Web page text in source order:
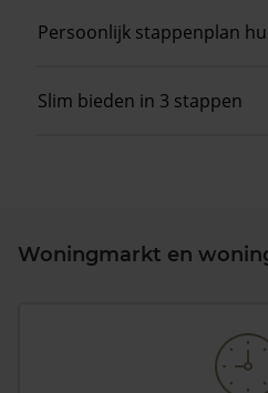
Persoonlijk stappenplan
Slim bieden in 3 stappen
Woningmarkt en